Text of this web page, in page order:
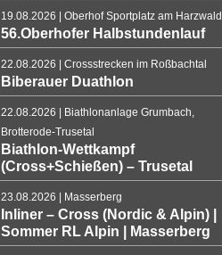
19.08.2026 | Oberhof Sportplatz am Harzwald
56.Oberhofer Halbstundenlauf
22.08.2026 | Crossstrecken im Roßbachtal
Biberauer Duathlon
22.08.2026 | Biathlonanlage Grumbach,
Brotterode-Trusetal
Biathlon-Wettkampf
(Cross+Schießen) – Trusetal
23.08.2026 | Masserberg
Inliner – Cross (Nordic & Alpin) |
Sommer RL Alpin | Masserberg